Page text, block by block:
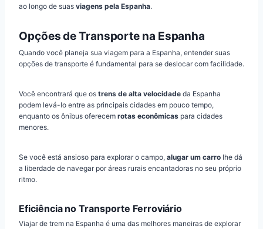
ao longo de suas viagens pela Espanha.
Opções de Transporte na Espanha
Quando você planeja sua viagem para a Espanha, entender suas
opções de transporte é fundamental para se deslocar com facilidade.
Você encontrará que os trens de alta velocidade da Espanha
podem levá-lo entre as principais cidades em pouco tempo,
enquanto os ônibus oferecem rotas econômicas para cidades
menores.
Se você está ansioso para explorar o campo, alugar um carro lhe dá
a liberdade de navegar por áreas rurais encantadoras no seu próprio
ritmo.
Eficiência no Transporte Ferroviário
Viajar de trem na Espanha é uma das melhores maneiras de explorar